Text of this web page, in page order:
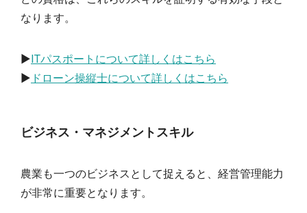
なります。
▶︎ITパスポートについて詳しくはこちら
▶︎ ドローン操縦士について詳しくはこちら
ビジネス・マネジメントスキル
農業も一つのビジネスとして捉えると、経営管理能力
が非常に重要となります。